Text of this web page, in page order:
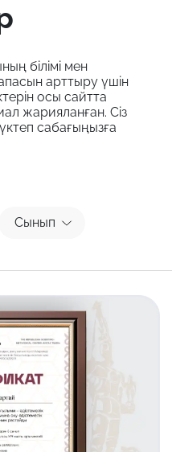
білімі мен
арттыру үшін
осы сайтта
жарияланған. Сіз
сабағыңызға
Сынып